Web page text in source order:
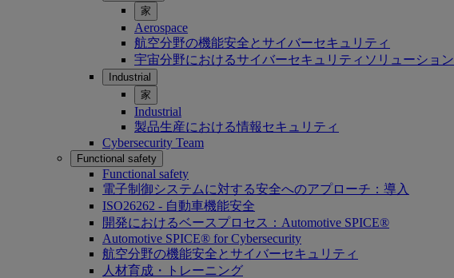
家
Aerospace
航空分野の機能安全とサイバーセキュリティ
宇宙分野におけるサイバーセキュリティソリューション
Industrial
家
Industrial
製品生産における情報セキュリティ
Cybersecurity Team
Functional safety
Functional safety
電子制御システムに対する安全へのアプローチ：導入
ISO26262 - 自動車機能安全
開発におけるベースプロセス：Automotive SPICE®
Automotive SPICE® for Cybersecurity
航空分野の機能安全とサイバーセキュリティ
人材育成・トレーニング